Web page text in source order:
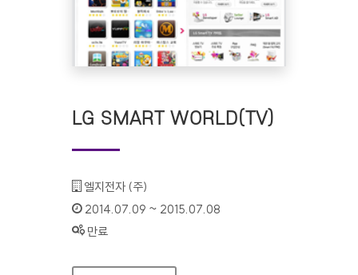
LG SMART WORLD(TV)
기관명 :
엘지전자 (주)
인증기간 :
2014.07.09 ~ 2015.07.08
상태 :
만료